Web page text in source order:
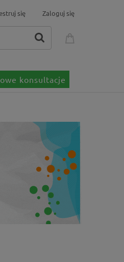
się Zaloguj się
konsultacje